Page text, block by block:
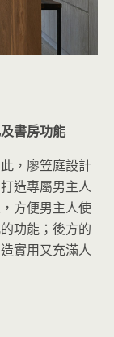
書房功能
，廖笠庭設計
造專屬男主人
方便男主人使
功能；後方的
實用又充滿人